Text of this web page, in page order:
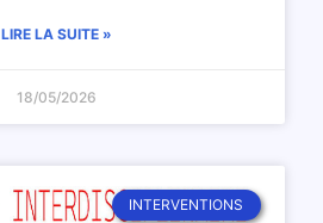
LIRE LA SUITE »
18/05/2026
INTERVENTIONS